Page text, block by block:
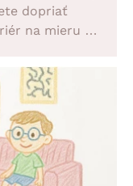
dopriať
na mieru s
umývačku
ani na